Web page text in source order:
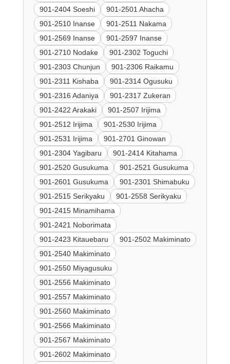
901-2404 Soeshi
901-2501 Ahacha
901-2510 Inanse
901-2511 Nakama
901-2569 Inanse
901-2597 Inanse
901-2710 Nodake
901-2302 Toguchi
901-2303 Chunjun
901-2306 Raikamu
901-2311 Kishaba
901-2314 Ogusuku
901-2316 Adaniya
901-2317 Zukeran
901-2422 Arakaki
901-2507 Irijima
901-2512 Irijima
901-2530 Irijima
901-2531 Irijima
901-2701 Ginowan
901-2304 Yagibaru
901-2414 Kitahama
901-2520 Gusukuma
901-2521 Gusukuma
901-2601 Gusukuma
901-2301 Shimabuku
901-2515 Serikyaku
901-2558 Serikyaku
901-2415 Minamihama
901-2421 Noborimata
901-2423 Kitauebaru
901-2502 Makiminato
901-2540 Makiminato
901-2550 Miyagusuku
901-2556 Makiminato
901-2557 Makiminato
901-2560 Makiminato
901-2566 Makiminato
901-2567 Makiminato
901-2602 Makiminato